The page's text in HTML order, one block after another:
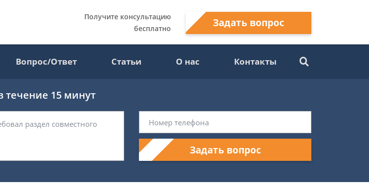
Получите консультацию
бесплатно
Задать вопрос
Вопрос/Ответ Статьи О нас Контакты
течение 15 минут
Задать вопрос